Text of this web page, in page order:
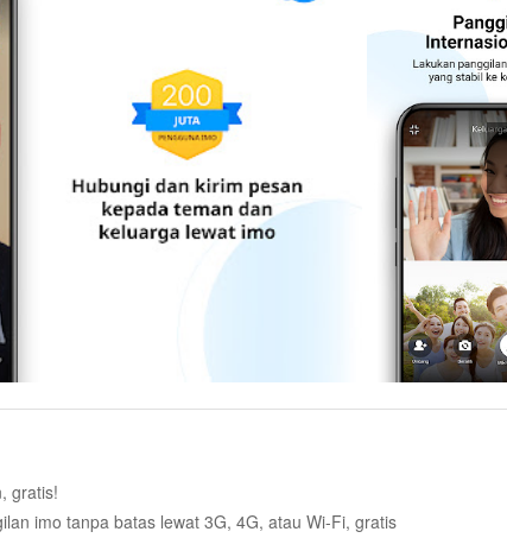
gratis!
imo tanpa batas lewat 3G, 4G, atau Wi-Fi, gratis